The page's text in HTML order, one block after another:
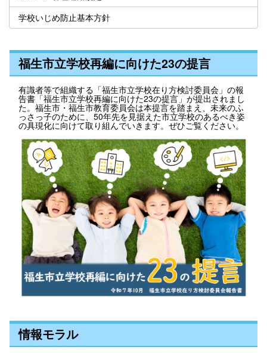
学校いじめ防止基本方針
福生市立学校再編に向けた23の提言
有識者等で組織する「福生市立学校在り方検討委員会」の報
告書「福生市立学校再編に向けた23の提言」が提出されまし
た。福生市・福生市教育委員会は本提言を踏まえ、未来のふ
っさっ子のために、50年先を見据えた市立学校のあるべき姿
の具現化に向けて取り組んでいきます。ぜひご覧ください。
情報モラル